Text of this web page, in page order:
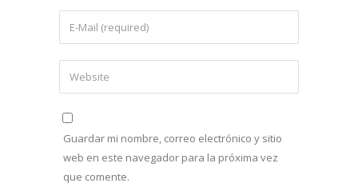
Guardar mi nombre, correo electrónico y sitio
web en este navegador para la próxima vez
que comente.